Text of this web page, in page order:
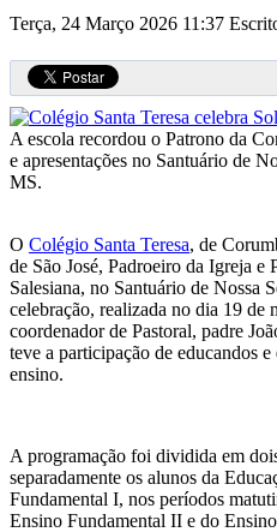
Terça, 24 Março 2026 11:37
A escola recordou o Patrono da
e apresentações no Santuário de
MS.
O Colégio Santa Teresa, de
de São José, Padroeiro da Igreja e
Salesiana, no Santuário de Nossa
celebração, realizada no dia 19 de
coordenador de Pastoral, padre
teve a participação de educandos
ensino.
A programação foi dividida em
separadamente os alunos da
Fundamental I, nos períodos
Ensino Fundamental II e do